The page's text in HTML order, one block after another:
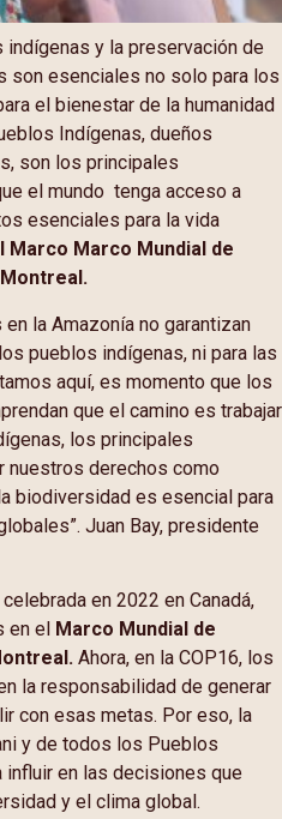
y la preservación de
son esenciales no solo para los
el bienestar de la humanidad
Indígenas, dueños
son los principales
el mundo tenga acceso a
esenciales para la vida
Marco Mundial de
la Amazonía no garantizan
pueblos indígenas, ni para las
aquí, es momento que los
que el camino es trabajar
los principales
nuestros derechos como
biodiversidad es esencial para
Juan Bay, presidente
en 2022 en Canadá,
en el Marco Mundial de
Ahora, en la COP16, los
la responsabilidad de generar
con esas metas. Por eso, la
y de todos los Pueblos
influir en las decisiones que
y el clima global.